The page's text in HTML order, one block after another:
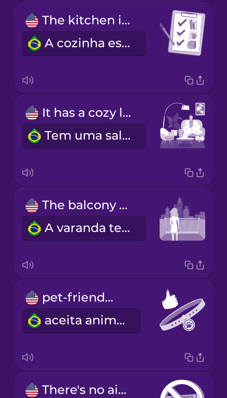
The kitchen is fully equipped.
A cozinha está totalmente equipada.
It has a cozy living room.
Tem uma sala aconchegante.
The balcony has a great view.
A varanda tem uma ótima vista.
pet-friendly
aceita animais.
There's no air conditioning.